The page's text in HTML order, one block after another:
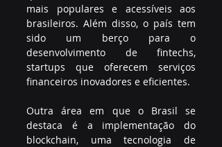
mais populares e acessíveis aos
brasileiros. Além disso, o país tem
sido um berço para o
desenvolvimento de fintechs,
startups que oferecem serviços
financeiros inovadores e eficientes.
Outra área em que o Brasil se
destaca é a implementação do
blockchain, uma tecnologia de